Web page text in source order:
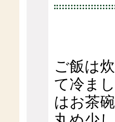
ご飯は
て冷ま
はお茶